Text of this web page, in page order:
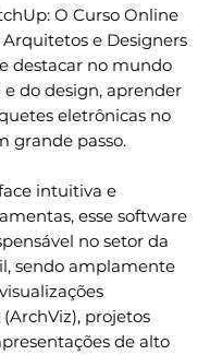
O Curso Online
Arquitetos e Designers
destacar no mundo
do design, aprender
eletrônicas no
grande passo.
intuitiva e
esse software
no setor da
sendo amplamente
projetos
de alto